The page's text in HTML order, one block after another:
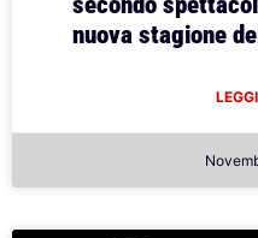
nuova stagione